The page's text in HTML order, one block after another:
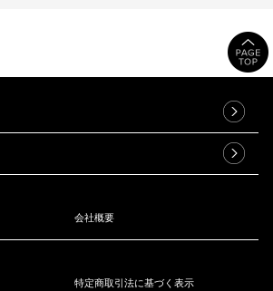
会社概要
特定商取引法に基づく表示